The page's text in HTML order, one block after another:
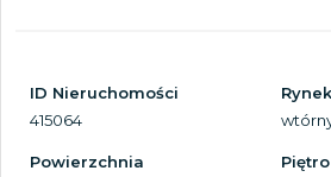
ID Nieruchomości
415064
Rynek
Powierzchnia
Piętro